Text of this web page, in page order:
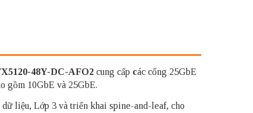
48Y-DC-AFO2 cung cấp các cổng 25GbE
gồm 10GbE và 25GbE.
dữ liệu, Lớp 3 và triển khai spine-and-leaf, cho